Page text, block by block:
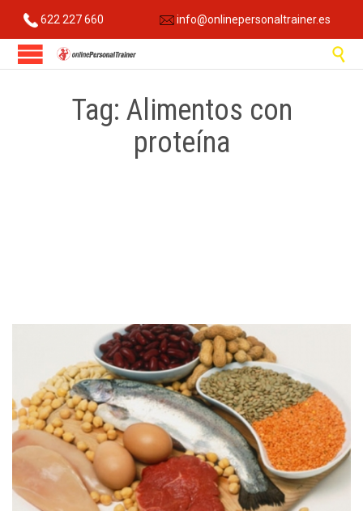
622 227 660 info@onlinepersonaltrainer.es

Tag: Alimentos con
proteína